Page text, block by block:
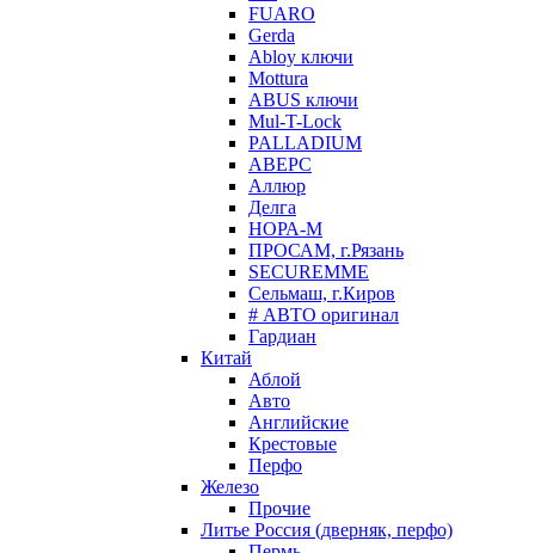
FUARO
Gerda
Abloy ключи
Mottura
ABUS ключи
Mul-T-Lock
PALLADIUM
АВЕРС
Аллюр
Делга
НОРА-М
ПРОСАМ, г.Рязань
SECUREMME
Сельмаш, г.Киров
# АВТО оригинал
Гардиан
Китай
Аблой
Авто
Английские
Крестовые
Перфо
Железо
Прочие
Литье Россия (дверняк, перфо)